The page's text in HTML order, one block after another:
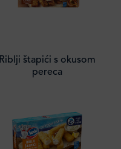
Riblji štapići s okusom
pereca